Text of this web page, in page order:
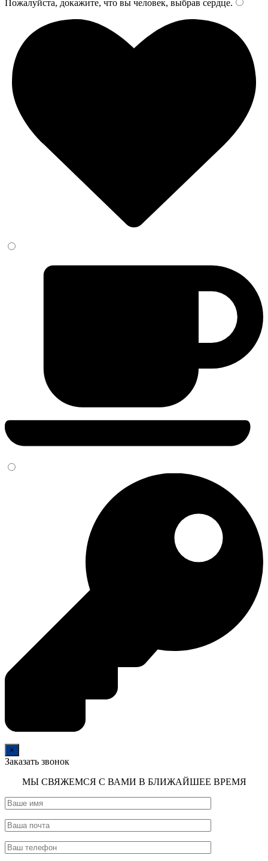
Пожалуйста, докажите, что вы человек, выбрав сердце.
×
Заказать звонок
МЫ СВЯЖЕМСЯ С ВАМИ В БЛИЖАЙШЕЕ ВРЕМЯ